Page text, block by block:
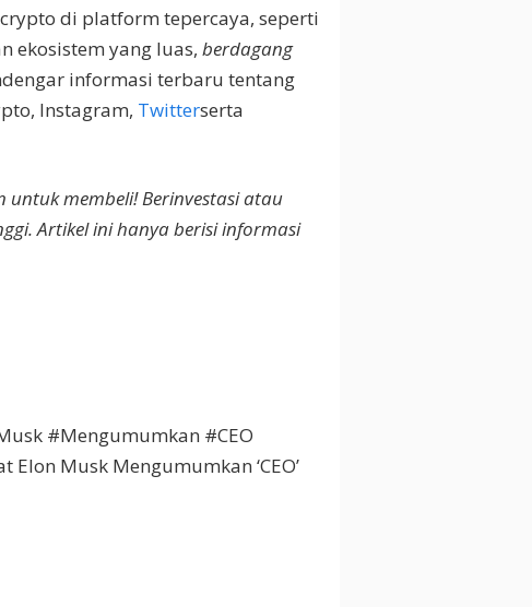
crypto di platform tepercaya, seperti
ekosistem yang luas, berdagang
informasi terbaru tentang
Instagram, Twitterserta
membeli! Berinvestasi atau
Artikel ini hanya berisi informasi
#Mengumumkan #CEO
Musk Mengumumkan ‘CEO’